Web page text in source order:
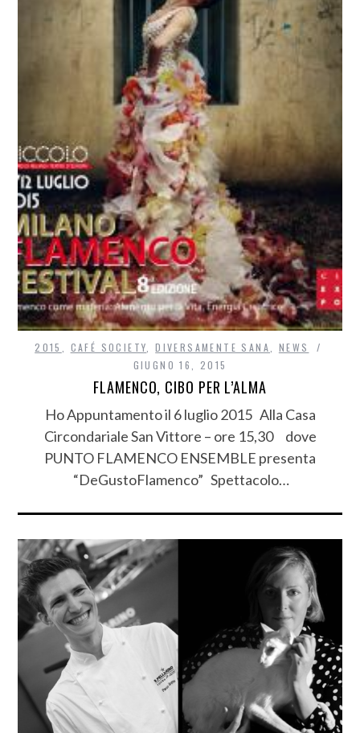
2015 CAFÉ SOCIETY ,DIVERSAMENTE SANA
NEWS
GIUGNO 16, 2015
FLAMENCO, CIBO PER L’ALMA
Ho Appuntamento il 6 luglio 2015 Alla Casa
Circondariale San Vittore – ore 15,30 dove
PUNTO FLAMENCO ENSEMBLE presenta
“DeGustoFlamenco” Spettacolo…